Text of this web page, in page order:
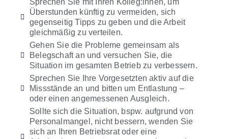
Sprechen Sie mit Ihren Kolleg:innen, um
Überstunden künftig zu vermeiden, sich
gegenseitig Tipps zu geben und die Arbeit
gleichmäßig zu verteilen.
Gehen Sie die Probleme gemeinsam als
Belegschaft an und versuchen Sie, die
Situation im gesamten Betrieb zu verbessern.
Sprechen Sie Ihre Vorgesetzten aktiv auf die
Missstände an und bitten um Entlastung –
oder einen angemessenen Ausgleich.
Sollte sich die Situation, bspw. aufgrund von
Personalmangel, nicht bessern, wenden Sie
sich an Ihren Betriebsrat oder eine